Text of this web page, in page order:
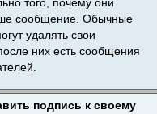
сообщение. Обычные
удалять свои
них есть сообщения
подпись к своему